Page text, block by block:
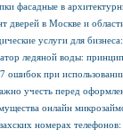
фасадные в
дверей в Москве и
услуги для
ледяной воды:
ошибок при
учесть перед
онлайн
номерах